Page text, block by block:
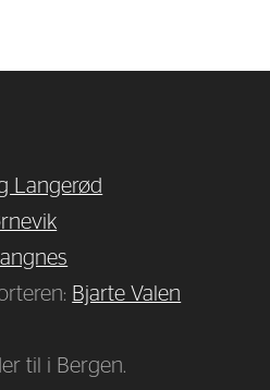
Langerød
Bjarte Valen
til i Bergen.